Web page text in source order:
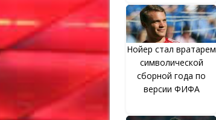
Нойер стал вратарем
символической
сборной года по
версии ФИФА